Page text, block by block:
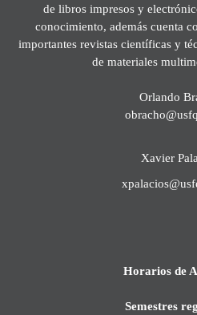
de libros impresos y
conocimiento, además cuenta
importantes revistas científicas y
de materiales
Orlando
Xavier
Horarios de
Semestres